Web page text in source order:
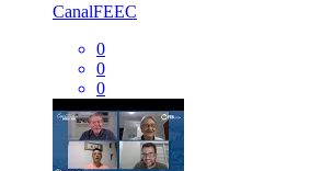
CanalFEEC
0
0
0